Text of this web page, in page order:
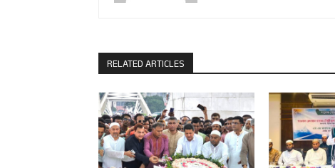
RELATED ARTICLES